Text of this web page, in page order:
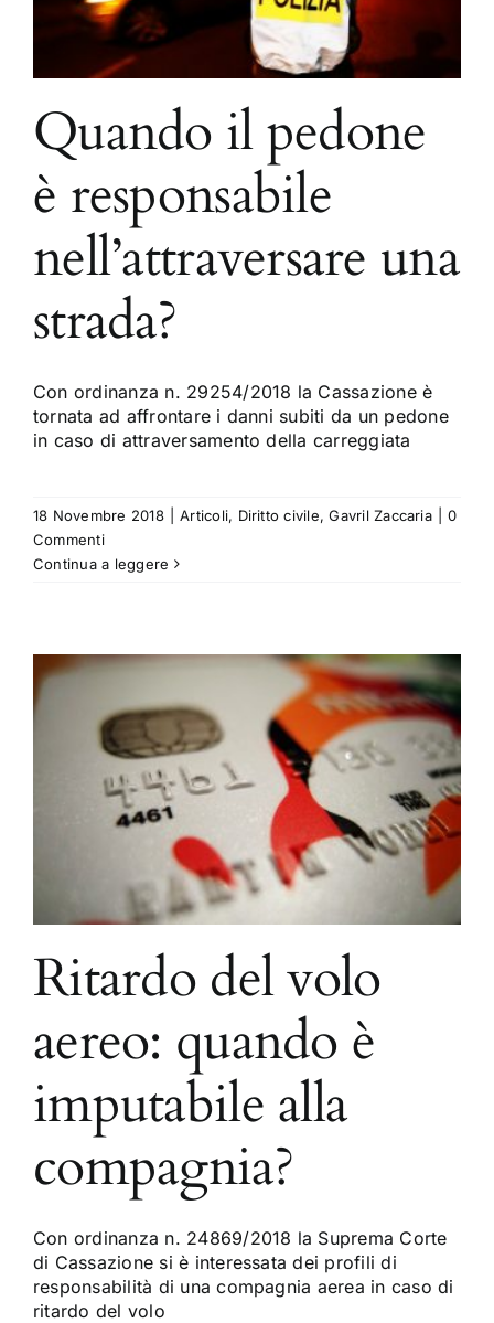
Quando il pedone
è responsabile
nell’attraversare una
strada?
Con ordinanza n. 29254/2018 la Cassazione è
tornata ad affrontare i danni subiti da un pedone
in caso di attraversamento della carreggiata
18 Novembre 2018 Articoli, Diritto civile,Gavril Zaccaria
0
Commenti
Continua a leggere
Ritardo del volo
aereo: quando è
imputabile alla
compagnia?
Con ordinanza n. 24869/2018 la Suprema Corte
di Cassazione si è interessata dei profili di
responsabilità di una compagnia aerea in caso di
ritardo del volo